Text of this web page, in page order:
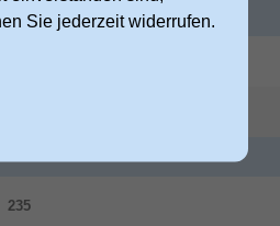
235
Sie jederzeit widerrufen.